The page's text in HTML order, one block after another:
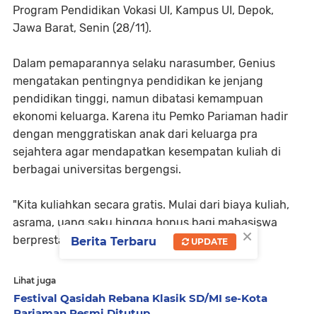
Program Pendidikan Vokasi UI, Kampus UI, Depok,
Jawa Barat, Senin (28/11).
Dalam pemaparannya selaku narasumber, Genius
mengatakan pentingnya pendidikan ke jenjang
pendidikan tinggi, namun dibatasi kemampuan
ekonomi keluarga. Karena itu Pemko Pariaman hadir
dengan menggratiskan anak dari keluarga pra
sejahtera agar mendapatkan kesempatan kuliah di
berbagai universitas bergengsi.
"Kita kuliahkan secara gratis. Mulai dari biaya kuliah,
asrama, uang saku hingga bonus bagi mahasiswa
berprestasi," katanya.
Lihat juga
Festival Qasidah Rebana Klasik SD/MI se-Kota
×
Berita Terbaru UPDATE